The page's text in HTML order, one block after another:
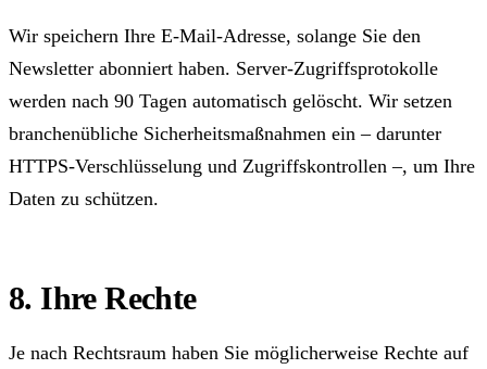
Wir speichern Ihre E-Mail-Adresse, solange Sie den
Newsletter abonniert haben. Server-Zugriffsprotokolle
werden nach 90 Tagen automatisch gelöscht. Wir setzen
branchenübliche Sicherheitsmaßnahmen ein – darunter
HTTPS-Verschlüsselung und Zugriffskontrollen –, um Ihre
Daten zu schützen.
8. Ihre Rechte
Je nach Rechtsraum haben Sie möglicherweise Rechte auf